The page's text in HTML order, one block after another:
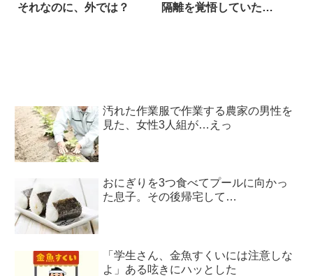
それなのに、外では？
隔離を覚悟していた
汚れた作業服で作業する農家の男性を
見た、女性3人組が…えっ
おにぎりを3つ食べてプールに向かっ
た息子。その後帰宅して…
「学生さん、金魚すくいには注意しな
よ」ある呟きにハッとした